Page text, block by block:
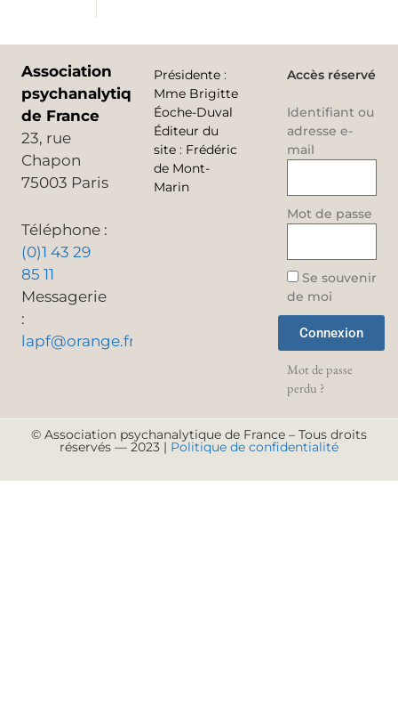
Association
psychanalytique
de France
23, rue
Chapon
75003 Paris
Téléphone :
(0)1 43 29
85 11
Messagerie
:
lapf@orange.fr
Présidente :
Mme Brigitte
Éoche-Duval
Éditeur du
site : Frédéric
de Mont-
Marin
Accès réservé
Identifiant ou
adresse e-
mail
Mot de passe
Se souvenir
de moi
Connexion
Mot de passe
perdu ?
© Association psychanalytique de France – Tous droits
réservés — 2023 | Politique de confidentialité